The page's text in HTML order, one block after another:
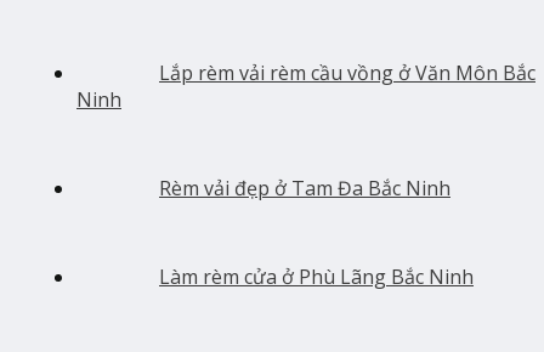
Lắp rèm vải rèm cầu vồng ở Văn Môn Bắc
Ninh
Rèm vải đẹp ở Tam Đa Bắc Ninh
Làm rèm cửa ở Phù Lãng Bắc Ninh